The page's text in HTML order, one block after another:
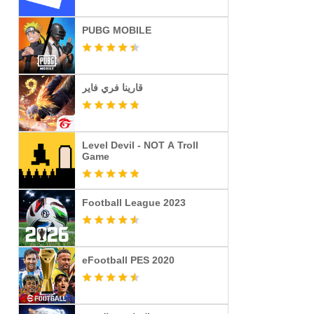
PUBG MOBILE
قارينا فري فاير
Level Devil - NOT A Troll
Game
Football League 2023
eFootball PES 2020